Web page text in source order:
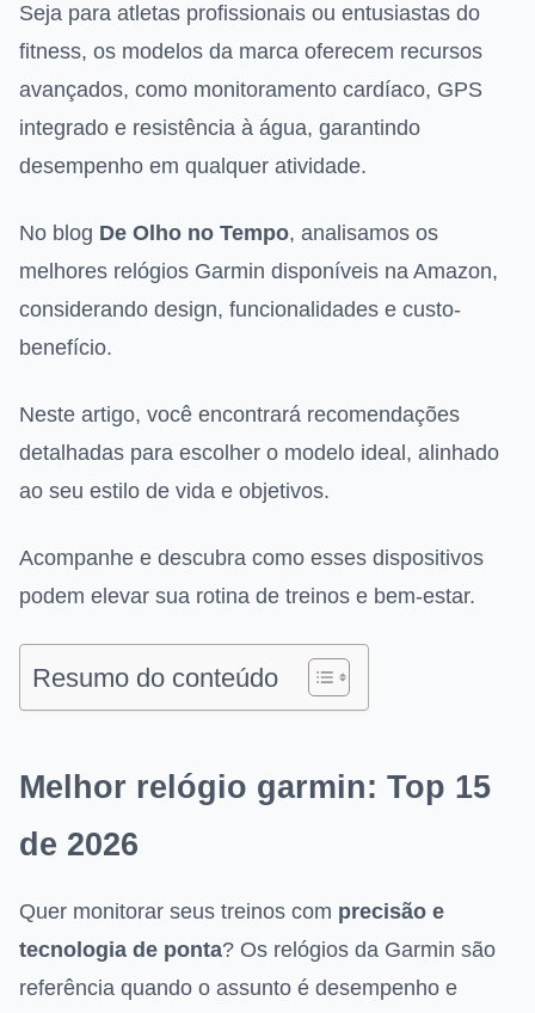
Seja para atletas profissionais ou entusiastas do
fitness, os modelos da marca oferecem recursos
avançados, como monitoramento cardíaco, GPS
integrado e resistência à água, garantindo
desempenho em qualquer atividade.
No blog De Olho no Tempo, analisamos os
melhores relógios Garmin disponíveis na Amazon,
considerando design, funcionalidades e custo-
benefício.
Neste artigo, você encontrará recomendações
detalhadas para escolher o modelo ideal, alinhado
ao seu estilo de vida e objetivos.
Acompanhe e descubra como esses dispositivos
podem elevar sua rotina de treinos e bem-estar.
Resumo do conteúdo
Melhor relógio garmin: Top 15
de 2026
Quer monitorar seus treinos com precisão e
tecnologia de ponta? Os relógios da Garmin são
referência quando o assunto é desempenho e